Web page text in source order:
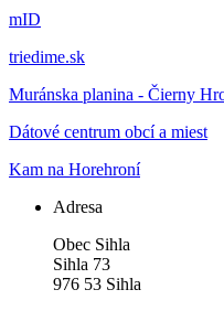
mID
triedime.sk
Muránska planina - Čierny
Dátové centrum obcí a miest
Kam na Horehroní
Adresa
Obec Sihla
Sihla 73
976 53 Sihla